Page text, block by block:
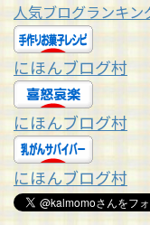
人気ブログランキン
にほんブログ村
にほんブログ村
にほんブログ村